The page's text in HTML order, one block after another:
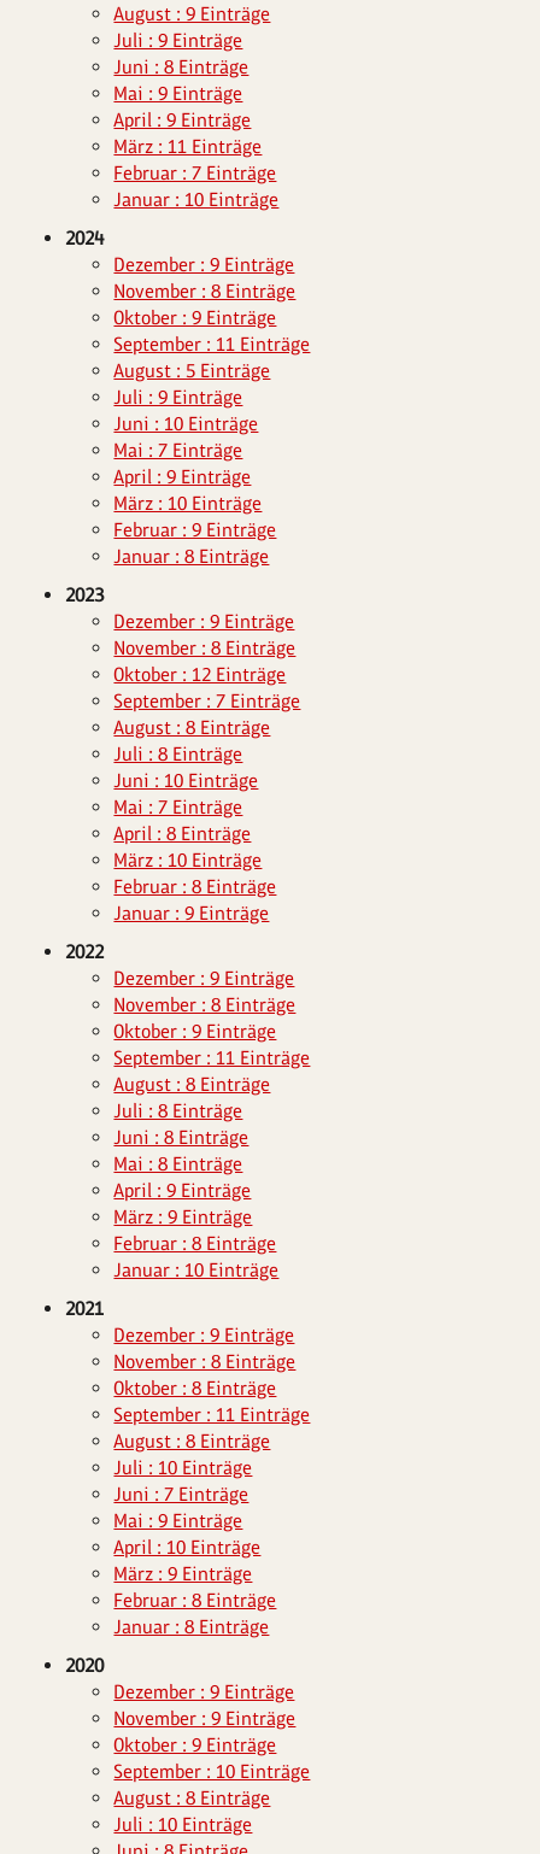
August : 9 Einträge
Juli : 9 Einträge
Juni : 8 Einträge
Mai : 9 Einträge
April : 9 Einträge
März : 11 Einträge
Februar : 7 Einträge
Januar : 10 Einträge
2024
Dezember : 9 Einträge
November : 8 Einträge
Oktober : 9 Einträge
September : 11 Einträge
August : 5 Einträge
Juli : 9 Einträge
Juni : 10 Einträge
Mai : 7 Einträge
April : 9 Einträge
März : 10 Einträge
Februar : 9 Einträge
Januar : 8 Einträge
2023
Dezember : 9 Einträge
November : 8 Einträge
Oktober : 12 Einträge
September : 7 Einträge
August : 8 Einträge
Juli : 8 Einträge
Juni : 10 Einträge
Mai : 7 Einträge
April : 8 Einträge
März : 10 Einträge
Februar : 8 Einträge
Januar : 9 Einträge
2022
Dezember : 9 Einträge
November : 8 Einträge
Oktober : 9 Einträge
September : 11 Einträge
August : 8 Einträge
Juli : 8 Einträge
Juni : 8 Einträge
Mai : 8 Einträge
April : 9 Einträge
März : 9 Einträge
Februar : 8 Einträge
Januar : 10 Einträge
2021
Dezember : 9 Einträge
November : 8 Einträge
Oktober : 8 Einträge
September : 11 Einträge
August : 8 Einträge
Juli : 10 Einträge
Juni : 7 Einträge
Mai : 9 Einträge
April : 10 Einträge
März : 9 Einträge
Februar : 8 Einträge
Januar : 8 Einträge
2020
Dezember : 9 Einträge
November : 9 Einträge
Oktober : 9 Einträge
September : 10 Einträge
August : 8 Einträge
Juli : 10 Einträge